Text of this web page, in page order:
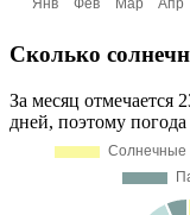
Сколько
За месяц отмечается
дней, поэтому